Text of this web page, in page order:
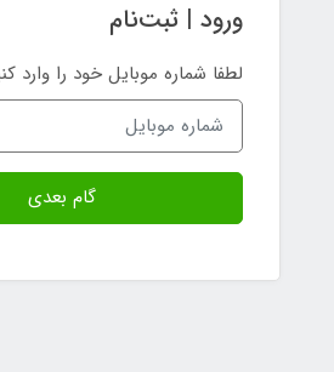
ورود | ثبت‌نام
لطفا شماره موبایل خود را وارد
گام بعدی